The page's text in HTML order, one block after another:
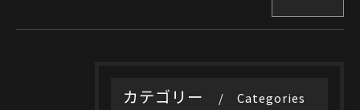
カテゴリー Categories